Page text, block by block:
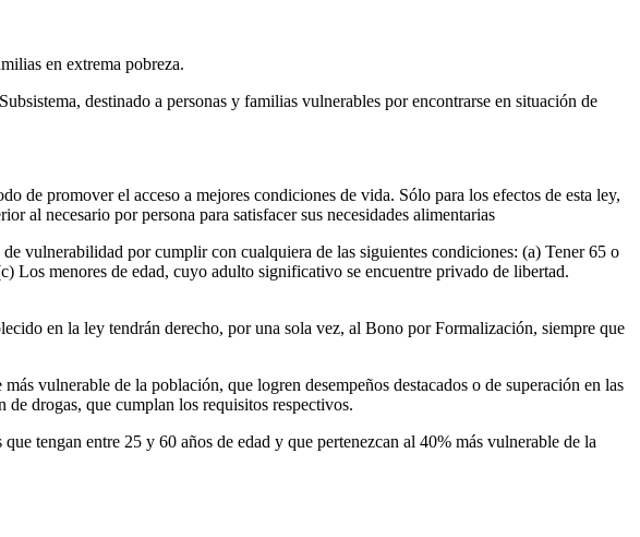
en extrema pobreza.
destinado a personas y familias vulnerables por encontrarse en situación de
de promover el acceso a mejores condiciones de vida. Sólo para los efectos de esta ley,
al necesario por persona para satisfacer sus necesidades alimentarias
vulnerabilidad por cumplir con cualquiera de las siguientes condiciones: (a) Tener 65 o
Los menores de edad, cuyo adulto significativo se encuentre privado de libertad.
en la ley tendrán derecho, por una sola vez, al Bono por Formalización, siempre que
vulnerable de la población, que logren desempeños destacados o de superación en las
drogas, que cumplan los requisitos respectivos.
tengan entre 25 y 60 años de edad y que pertenezcan al 40% más vulnerable de la